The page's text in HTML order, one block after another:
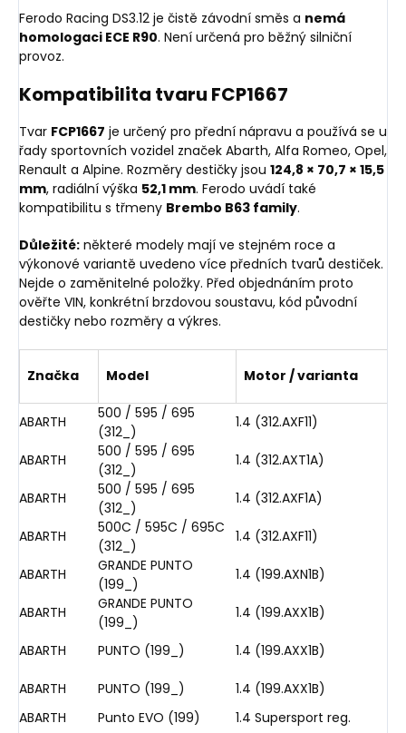
Ferodo Racing DS3.12 je čistě závodní směs a nemá
homologaci ECE R90. Není určená pro běžný silniční
provoz.
Kompatibilita tvaru FCP1667
Tvar FCP1667 je určený pro přední nápravu a používá se u
řady sportovních vozidel značek Abarth, Alfa Romeo, Opel,
Renault a Alpine. Rozměry destičky jsou 124,8 × 70,7 × 15,5
mm, radiální výška 52,1 mm. Ferodo uvádí také
kompatibilitu s třmeny Brembo B63 family.
Důležité: některé modely mají ve stejném roce a
výkonové variantě uvedeno více předních tvarů destiček.
Nejde o zaměnitelné položky. Před objednáním proto
ověřte VIN, konkrétní brzdovou soustavu, kód původní
destičky nebo rozměry a výkres.
Značka Model Motor / varianta
ABARTH
500 / 595 / 695
(312_)
1.4 (312.AXF11)
ABARTH
500 / 595 / 695
(312_)
1.4 (312.AXT1A)
ABARTH
500 / 595 / 695
(312_)
1.4 (312.AXF1A)
ABARTH
500C / 595C / 695C
(312_)
1.4 (312.AXF11)
ABARTH
GRANDE PUNTO
(199_)
1.4 (199.AXN1B)
ABARTH
GRANDE PUNTO
(199_)
1.4 (199.AXX1B)
ABARTH PUNTO (199_) 1.4 (199.AXX1B)
ABARTH PUNTO (199_)
1.4 (199.AXX1B)
ABARTH
Punto EVO (199)
1.4 Supersport reg.